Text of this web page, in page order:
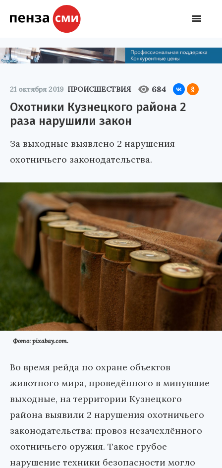
21 октября 2019 ПРОИСШЕСТВИЯ 684
Охотники Кузнецкого района 2
раза нарушили закон
За выходные выявлено 2 нарушения
охотничьего законодательства.
Фото: pixabay.com.
Во время рейда по охране объектов
животного мира, проведённого в минувшие
выходные, на территории Кузнецкого
района выявили 2 нарушения охотничьего
законодательства: провоз незачехлённого
охотничьего оружия. Такое грубое
нарушение техники безопасности могло